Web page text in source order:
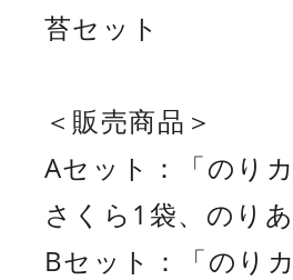
苔セット
＜販売商品＞
Aセット：「のり
さくら1袋、のり
Bセット：「のり